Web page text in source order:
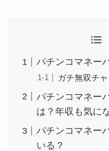
パチンコマネー
ガチ無双チ
パチンコマネー
は？年収も気に
パチンコマネー
いる？